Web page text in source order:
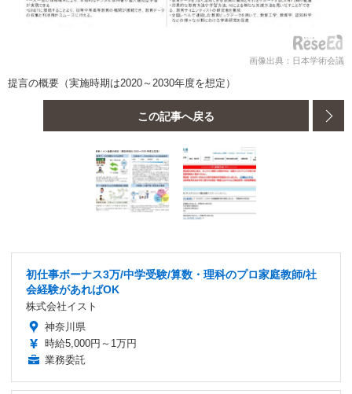
画像出典：日本学術会議
提言の概要（実施時期は2020～2030年度を想定）
この記事へ戻る
初仕事ボーナス3万/中学受験/算数・理科のプロ家庭教師/社
会経験があればOK
株式会社イスト
神奈川県
時給5,000円～1万円
業務委託